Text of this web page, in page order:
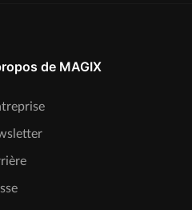
de MAGIX